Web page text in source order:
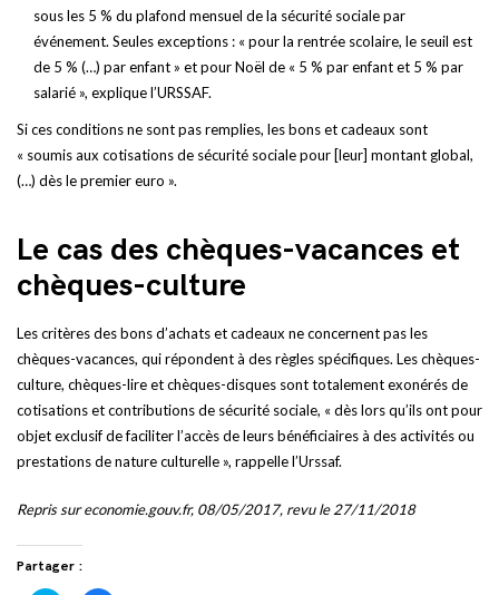
sous les 5 % du plafond mensuel de la sécurité sociale par
événement. Seules exceptions : « pour la rentrée scolaire, le seuil est
de 5 % (…) par enfant » et pour Noël de « 5 % par enfant et 5 % par
salarié », explique l’URSSAF.
Si ces conditions ne sont pas remplies, les bons et cadeaux sont
« soumis aux cotisations de sécurité sociale pour [leur] montant global,
(…) dès le premier euro ».
Le cas des chèques-vacances et
chèques-culture
Les critères des bons d’achats et cadeaux ne concernent pas les
chèques-vacances, qui répondent à des règles spécifiques. Les chèques-
culture, chèques-lire et chèques-disques sont totalement exonérés de
cotisations et contributions de sécurité sociale, « dès lors qu’ils ont pour
objet exclusif de faciliter l’accès de leurs bénéficiaires à des activités ou
prestations de nature culturelle », rappelle l’Urssaf.
Repris sur economie.gouv.fr, 08/05/2017, revu le 27/11/2018
Partager :